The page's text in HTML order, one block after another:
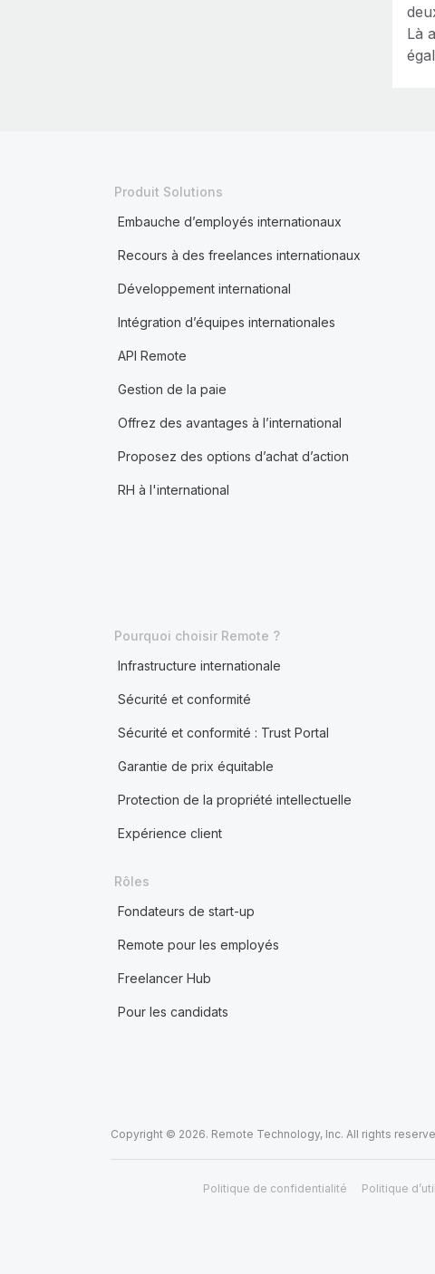
Là
Produit Solutions
Embauche d’employés internationaux
Recours à des freelances internationaux
Développement international
Intégration d’équipes internationales
API Remote
Gestion de la paie
Offrez des avantages à l’international
Proposez des options d’achat d’action
RH à l'international
Pourquoi choisir Remote ?
Infrastructure internationale
Sécurité et conformité
Sécurité et conformité : Trust Portal
Garantie de prix équitable
Protection de la propriété intellectuelle
Expérience client
Rôles
Fondateurs de start-up
Remote pour les employés
Freelancer Hub
Pour les candidats
Copyright © 2026. Remote Technology, Inc. All rights
Politique de confidentialité Politique